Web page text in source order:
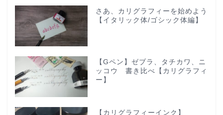
さあ、カリグラフィーを始めよう
【イタリック体/ゴシック体編】
【Gペン】ゼブラ、タチカワ、ニ
ッコウ 書き比べ【カリグラフィ
ー】
【カリグラフィーインク】